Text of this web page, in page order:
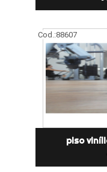
Cod.:88607
piso